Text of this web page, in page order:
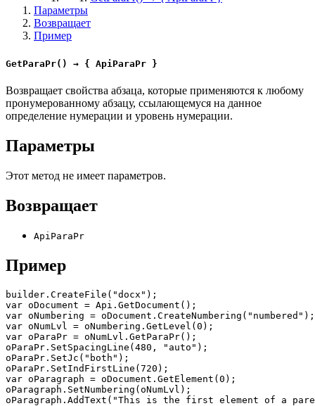
Параметры
Возвращает
Пример
GetParaPr() → { ApiParaPr }
Возвращает свойства абзаца, которые применяются к любому
пронумерованному абзацу, ссылающемуся на данное
определение нумерации и уровень нумерации.
Параметры
Этот метод не имеет параметров.
Возвращает
ApiParaPr
Пример
builder.CreateFile("docx");
var oDocument = Api.GetDocument();
var oNumbering = oDocument.CreateNumbering("numbered");
var oNumLvl = oNumbering.GetLevel(0);
var oParaPr = oNumLvl.GetParaPr();
oParaPr.SetSpacingLine(480, "auto");
oParaPr.SetJc("both");
oParaPr.SetIndFirstLine(720);
var oParagraph = oDocument.GetElement(0);
oParagraph.SetNumbering(oNumLvl);
oParagraph.AddText("This is the first element of a